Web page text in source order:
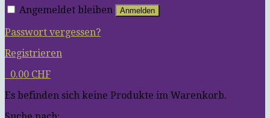
Angemeldet bleiben
Anmelden
Passwort vergessen?
Registrieren
0.00 CHF
Es befinden sich keine Produkte im Warenkorb.